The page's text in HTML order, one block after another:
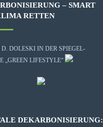
– SMART
RETTEN
DOLESKI IN DER SPIEGEL-
„GREEN LIFESTYLE“
DEKARBONISIERUNG: